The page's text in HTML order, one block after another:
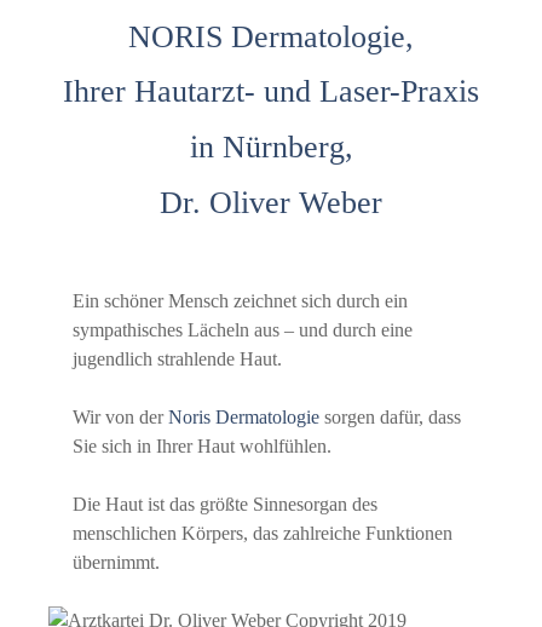
NORIS Dermatologie,
Ihrer Hautarzt- und Laser-Praxis
in Nürnberg,
Dr. Oliver Weber
Ein schöner Mensch zeichnet sich durch ein
sympathisches Lächeln aus – und durch eine
jugendlich strahlende Haut.
Wir von derNoris Dermatologie sorgen dafür, dass
Sie sich in Ihrer Haut wohlfühlen.
Die Haut ist das größte Sinnesorgan des
menschlichen Körpers, das zahlreiche Funktionen
übernimmt.